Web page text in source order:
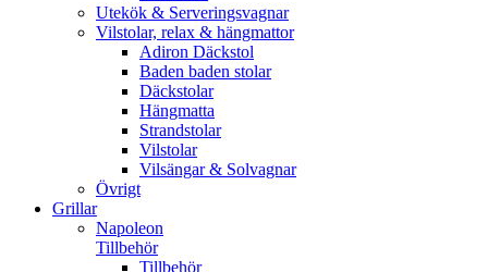
Utekök & Serveringsvagnar
Vilstolar, relax & hängmattor
Adiron Däckstol
Baden baden stolar
Däckstolar
Hängmatta
Strandstolar
Vilstolar
Vilsängar & Solvagnar
Övrigt
Grillar
Napoleon
Tillbehör
Tillbehör